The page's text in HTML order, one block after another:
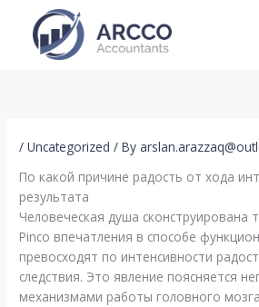
content
/Uncategorized / By
По какой причине радость от хода
результата
Человеческая душа сконструирована
Pinco впечатления в способе
превосходят по интенсивности
следствия. Это явление поясняется
механизмами работы головного